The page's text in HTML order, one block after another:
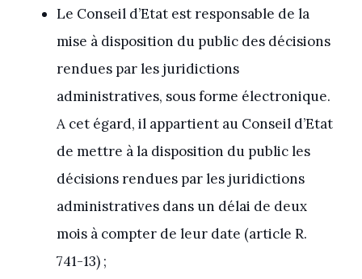
Le Conseil d’Etat est responsable de la
mise à disposition du public des décisions
rendues par les juridictions
administratives, sous forme électronique.
A cet égard, il appartient au Conseil d’Etat
de mettre à la disposition du public les
décisions rendues par les juridictions
administratives dans un délai de deux
mois à compter de leur date (article R.
741-13) ;